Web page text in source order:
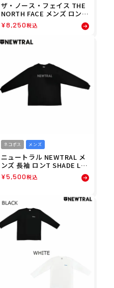
ザ・ノース・フェイス THE
NORTH FACE メンズ ロング
スリーブ フラッシュドライ
アクションクルー L/S FD A
XION CREW NT82581-K 26
FW
¥8,250税込
ネコポス メンズ
ニュートラル NEWTRAL メ
ンズ 長袖 ロンT SHADE LO
GO LS TEE NT2253042
¥5,500税込